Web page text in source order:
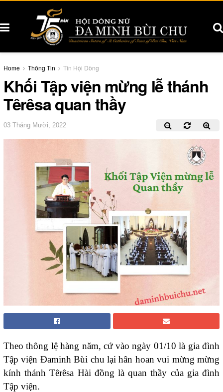
Home Thông Tin Tin Hội Dòng
Khối Tập viện mừng lễ thánh
Têrêsa quan thầy
03 Tháng Mười, 2022
Theo thông lệ hàng năm, cứ vào ngày 01/10 là gia đình
Tập viện Đaminh Bùi chu lại hân hoan vui mừng mừng
kính thánh Têrêsa Hài đồng là quan thầy của gia đình
Tập viện.